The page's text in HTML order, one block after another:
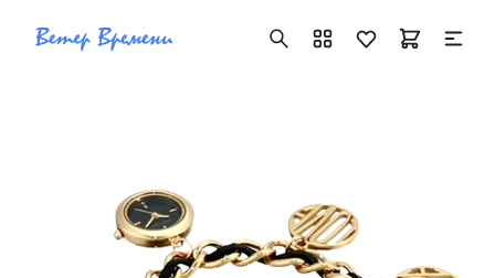
+7 ( 705 ) 181-42-50
info@vetervremeni.kz